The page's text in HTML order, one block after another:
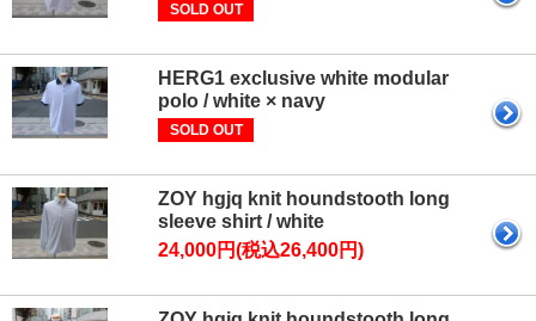
SOLD OUT
HERG1 exclusive white modular
polo / white × navy
SOLD OUT
ZOY hgjq knit houndstooth long
sleeve shirt / white
24,000円(税込26,400円)